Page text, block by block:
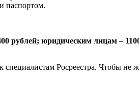
паспортом.
рублей; юридическим лицам –
Росреестра. Чтобы